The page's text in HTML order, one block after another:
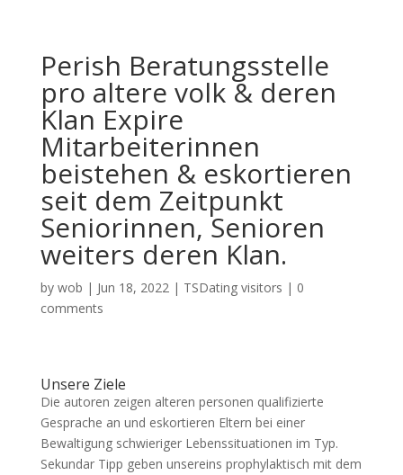
Perish Beratungsstelle
pro altere volk & deren
Klan Expire
Mitarbeiterinnen
beistehen & eskortieren
seit dem Zeitpunkt
Seniorinnen, Senioren
weiters deren Klan.
by wob | Jun 18, 2022| TSDating visitors | 0
comments
Unsere Ziele
Die autoren zeigen alteren personen qualifizierte
Gesprache an und eskortieren Eltern bei einer
Bewaltigung schwieriger Lebenssituationen im Typ.
Sekundar Tipp geben unsereins prophylaktisch mit dem